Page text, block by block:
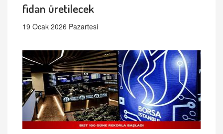
fidan üretilecek
19 Ocak 2026 Pazartesi